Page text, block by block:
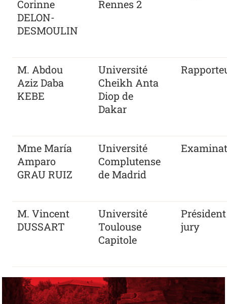
Corinne
DELON-
DESMOULIN
Rennes 2
M. Abdou
Aziz Daba
KEBE
Université
Cheikh Anta
Diop de
Dakar
Mme María
Amparo
GRAU RUIZ
Université
Complutense
de Madrid
M. Vincent
DUSSART
Université
Toulouse
Capitole
jury